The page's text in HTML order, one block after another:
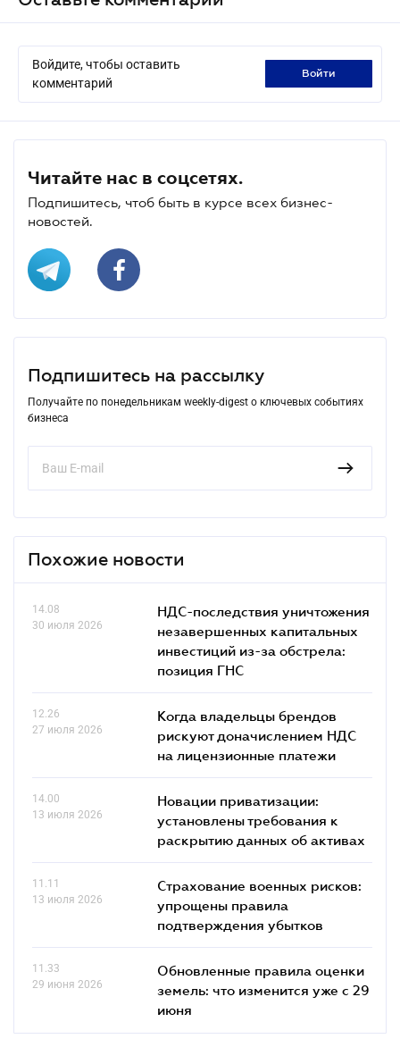
Войдите, чтобы оставить
комментарий
войти
Читайте нас в соцсетях.
Подпишитесь, чтоб быть в курсе всех бизнес-
новостей.
Подпишитесь на рассылку
Получайте по понедельникам weekly-digest о ключевых событиях
бизнеса
Похожие новости
14.08
30 июля 2026
НДС-последствия уничтожения
незавершенных капитальных
инвестиций из-за обстрела:
позиция ГНС
12.26
27 июля 2026
Когда владельцы брендов
рискуют доначислением НДС
на лицензионные платежи
14.00
13 июля 2026
Новации приватизации:
установлены требования к
раскрытию данных об активах
11.11
13 июля 2026
Страхование военных рисков:
упрощены правила
подтверждения убытков
11.33
29 июня 2026
Обновленные правила оценки
земель: что изменится уже с 29
июня